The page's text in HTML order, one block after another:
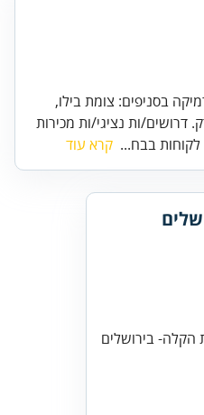
בסניפים: צומת בילו,
דרושים/ות נציגי/ות מכירות
לקוחות בבח... קרא עוד
הקלה- בירושלים